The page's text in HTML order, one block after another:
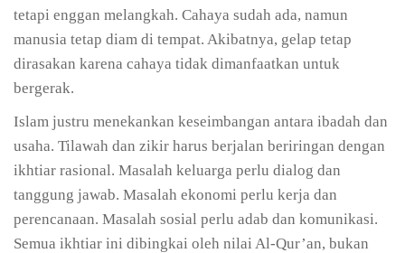
tetapi enggan melangkah. Cahaya sudah ada, namun
manusia tetap diam di tempat. Akibatnya, gelap tetap
dirasakan karena cahaya tidak dimanfaatkan untuk
bergerak.
Islam justru menekankan keseimbangan antara ibadah dan
usaha. Tilawah dan zikir harus berjalan beriringan dengan
ikhtiar rasional. Masalah keluarga perlu dialog dan
tanggung jawab. Masalah ekonomi perlu kerja dan
perencanaan. Masalah sosial perlu adab dan komunikasi.
Semua ikhtiar ini dibingkai oleh nilai Al-Qur’an, bukan